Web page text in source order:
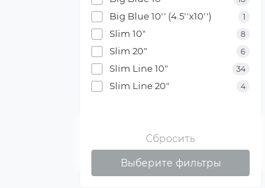
Big Blue 10'' (4.5''x10'') 1
Slim 10" 8
Slim 20" 6
Slim Line 10" 34
Slim Line 20" 4
Сбросить
Выберите фильтры